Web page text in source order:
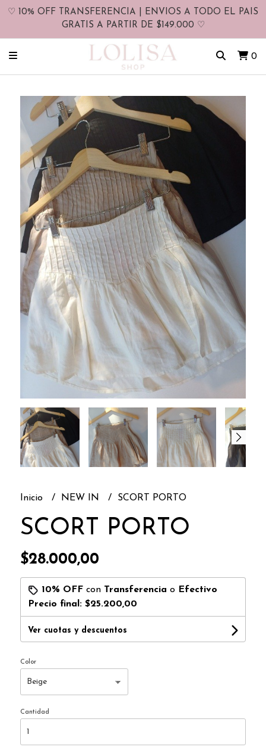
♡ 10% OFF TRANSFERENCIA | ENVIOS A TODO EL PAIS
GRATIS A PARTIR DE $149.000 ♡
0
Inicio NEW IN SCORT PORTO
SCORT PORTO
$28.000,00
10% OFFcon Transferencia o Efectivo
Precio final: $25.200,00
Ver cuotas y descuentos
Color
Cantidad